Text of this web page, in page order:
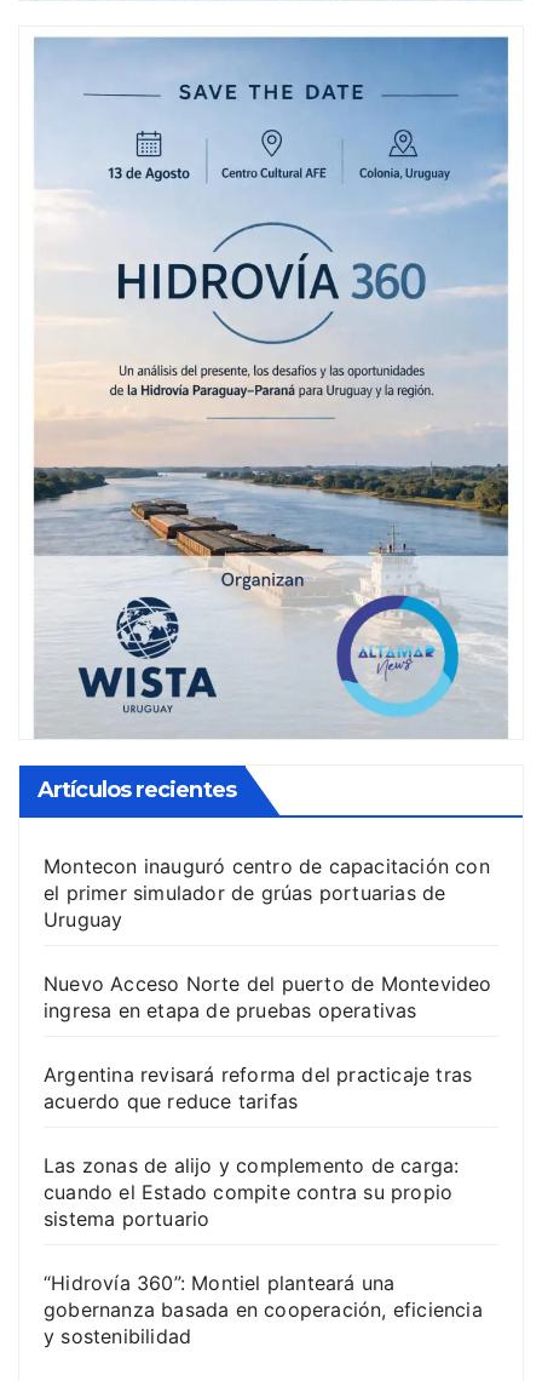
Artículos recientes
Montecon inauguró centro de capacitación con
el primer simulador de grúas portuarias de
Uruguay
Nuevo Acceso Norte del puerto de Montevideo
ingresa en etapa de pruebas operativas
Argentina revisará reforma del practicaje tras
acuerdo que reduce tarifas
Las zonas de alijo y complemento de carga:
cuando el Estado compite contra su propio
sistema portuario
“Hidrovía 360”: Montiel planteará una
gobernanza basada en cooperación, eficiencia
y sostenibilidad